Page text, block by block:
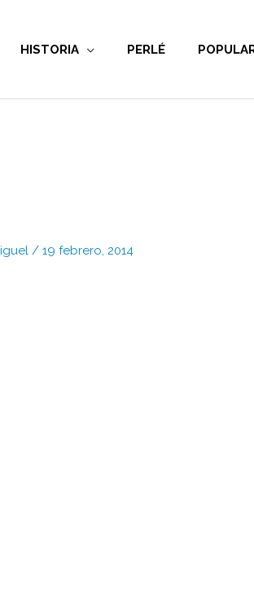
HISTORIA PERLÉ
/19 febrero, 2014